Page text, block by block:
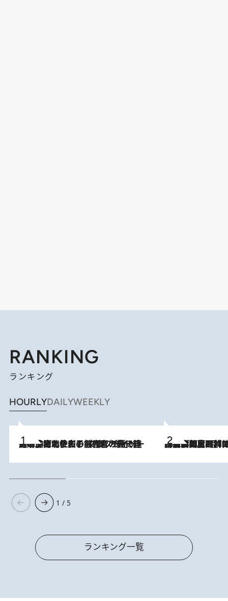
RANKING
ランキング
HOURLYDAILYWEEKLY
2026.8.3
《「文士の子ども被害者の会」発足！》阿川佐和子（72）が語る遠藤周作に北杜夫、劇作家・矢代静一の子どもたちの“文豪プライベート事件簿” 2026.8.8
「最後に見られてよかった」上野動物園の東園パンダ舎が解体前に特別公開。8月16日まで延長されたパネル展と共に辿る“半世紀”のパンダ飼育《解体工事の図面あり》
1 / 5
ランキング一覧